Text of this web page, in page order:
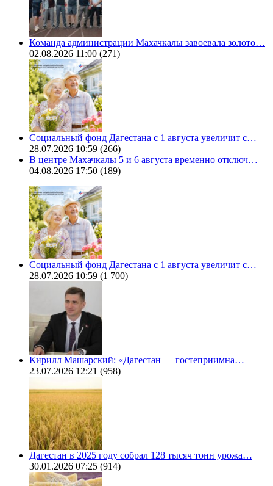
Команда администрации Махачкалы завоевала золото…
02.08.2026 11:00 (271)
Социальный фонд Дагестана с 1 августа увеличит с…
28.07.2026 10:59 (266)
В центре Махачкалы 5 и 6 августа временно отключ…
04.08.2026 17:50 (189)
Социальный фонд Дагестана с 1 августа увеличит с…
28.07.2026 10:59 (1 700)
Кирилл Машарский: «Дагестан — гостеприимна…
23.07.2026 12:21 (958)
Дагестан в 2025 году собрал 128 тысяч тонн урожа…
30.01.2026 07:25 (914)